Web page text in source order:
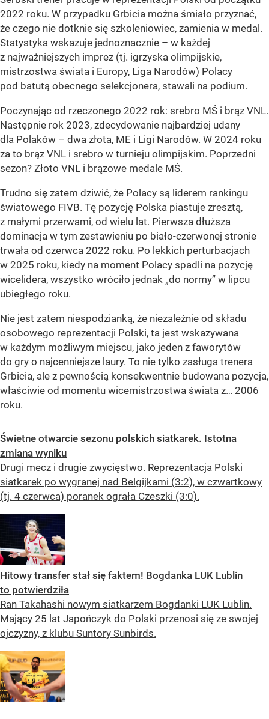
2022 roku. W przypadku Grbicia można śmiało przyznać,
że czego nie dotknie się szkoleniowiec, zamienia w medal.
Statystyka wskazuje jednoznacznie – w każdej
z najważniejszych imprez (tj. igrzyska olimpijskie,
mistrzostwa świata i Europy, Liga Narodów) Polacy
pod batutą obecnego selekcjonera, stawali na podium.
Poczynając od rzeczonego 2022 rok: srebro MŚ i brąz VNL.
Następnie rok 2023, zdecydowanie najbardziej udany
dla Polaków – dwa złota, ME i Ligi Narodów. W 2024 roku
za to brąz VNL i srebro w turnieju olimpijskim. Poprzedni
sezon? Złoto VNL i brązowe medale MŚ.
Trudno się zatem dziwić, że Polacy są liderem rankingu
światowego FIVB. Tę pozycję Polska piastuje zresztą,
z małymi przerwami, od wielu lat. Pierwsza dłuższa
dominacja w tym zestawieniu po biało-czerwonej stronie
trwała od czerwca 2022 roku. Po lekkich perturbacjach
w 2025 roku, kiedy na moment Polacy spadli na pozycję
wicelidera, wszystko wróciło jednak „do normy” w lipcu
ubiegłego roku.
Nie jest zatem niespodzianką, że niezależnie od składu
osobowego reprezentacji Polski, ta jest wskazywana
w każdym możliwym miejscu, jako jeden z faworytów
do gry o najcenniejsze laury. To nie tylko zasługa trenera
Grbicia, ale z pewnością konsekwentnie budowana pozycja,
właściwie od momentu wicemistrzostwa świata z… 2006
roku.
Świetne otwarcie sezonu polskich siatkarek. Istotna
zmiana wyniku
Drugi mecz i drugie zwycięstwo. Reprezentacja Polski
siatkarek po wygranej nad Belgijkami (3:2), w czwartkowy
(tj. 4 czerwca) poranek ograła Czeszki (3:0).
Hitowy transfer stał się faktem! Bogdanka LUK Lublin
to potwierdziła
Ran Takahashi nowym siatkarzem Bogdanki LUK Lublin.
Mający 25 lat Japończyk do Polski przenosi się ze swojej
ojczyzny, z klubu Suntory Sunbirds.